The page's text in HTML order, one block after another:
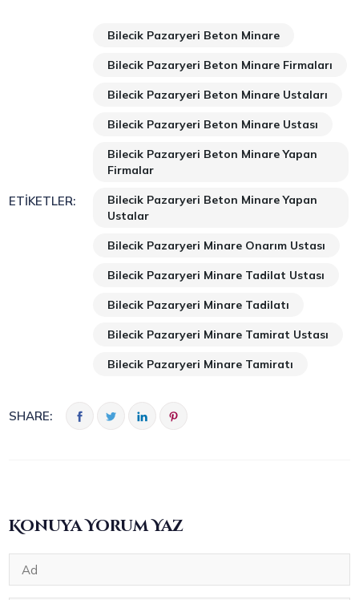
ETIKETLER:
Bilecik Pazaryeri Beton Minare
Bilecik Pazaryeri Beton Minare Firmaları
Bilecik Pazaryeri Beton Minare Ustaları
Bilecik Pazaryeri Beton Minare Ustası
Bilecik Pazaryeri Beton Minare Yapan
Firmalar
Bilecik Pazaryeri Beton Minare Yapan
Ustalar
Bilecik Pazaryeri Minare Onarım Ustası
Bilecik Pazaryeri Minare Tadilat Ustası
Bilecik Pazaryeri Minare Tadilatı
Bilecik Pazaryeri Minare Tamirat Ustası
Bilecik Pazaryeri Minare Tamiratı
SHARE:
Konuya Yorum Yaz